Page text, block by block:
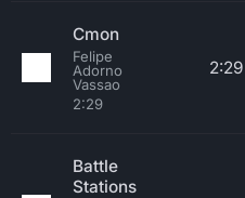
Cmon
Felipe
Adorno
Vassao
2:29
2:29
Battle
Stations